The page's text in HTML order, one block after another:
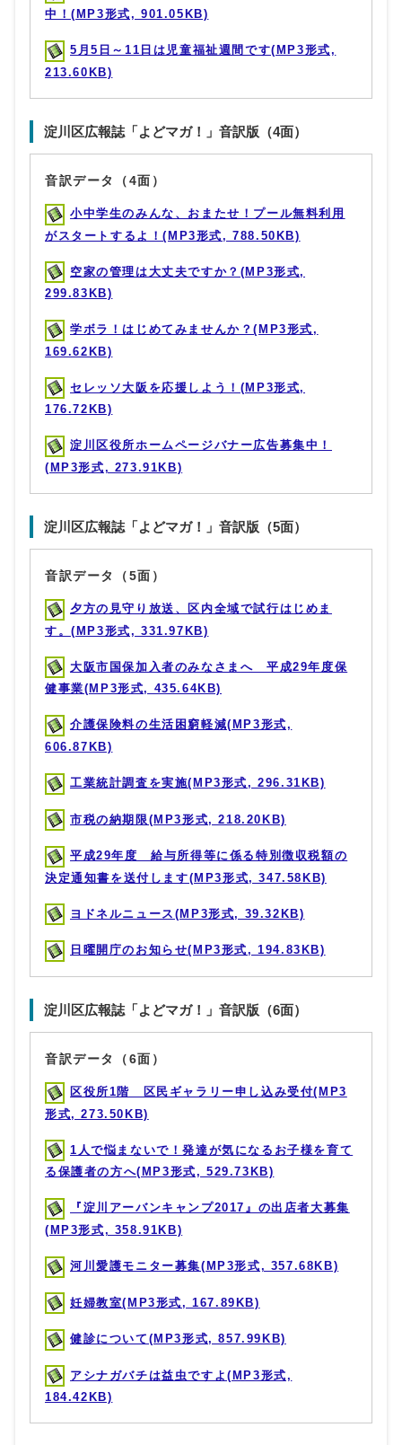
中！(MP3形式, 901.05KB)
5月5日～11日は児童福祉週間です(MP3形式,
213.60KB)
淀川区広報誌「よどマガ！」音訳版（4面）
音訳データ（4面）
小中学生のみんな、おまたせ！プール無料利用
がスタートするよ！(MP3形式, 788.50KB)
空家の管理は大丈夫ですか？(MP3形式,
299.83KB)
学ボラ！はじめてみませんか？(MP3形式,
169.62KB)
セレッソ大阪を応援しよう！(MP3形式,
176.72KB)
淀川区役所ホームページバナー広告募集中！
(MP3形式, 273.91KB)
淀川区広報誌「よどマガ！」音訳版（5面）
音訳データ（5面）
夕方の見守り放送、区内全域で試行はじめま
す。(MP3形式, 331.97KB)
大阪市国保加入者のみなさまへ 平成29年度保
健事業(MP3形式, 435.64KB)
介護保険料の生活困窮軽減(MP3形式,
606.87KB)
工業統計調査を実施(MP3形式, 296.31KB)
市税の納期限(MP3形式, 218.20KB)
平成29年度 給与所得等に係る特別徴収税額の
決定通知書を送付します(MP3形式, 347.58KB)
ヨドネルニュース(MP3形式, 39.32KB)
日曜開庁のお知らせ(MP3形式, 194.83KB)
淀川区広報誌「よどマガ！」音訳版（6面）
音訳データ（6面）
区役所1階 区民ギャラリー申し込み受付(MP3
形式, 273.50KB)
1人で悩まないで！発達が気になるお子様を育て
る保護者の方へ(MP3形式, 529.73KB)
『淀川アーバンキャンプ2017』の出店者大募集
(MP3形式, 358.91KB)
河川愛護モニター募集(MP3形式, 357.68KB)
妊婦教室(MP3形式, 167.89KB)
健診について(MP3形式, 857.99KB)
アシナガバチは益虫ですよ(MP3形式,
184.42KB)